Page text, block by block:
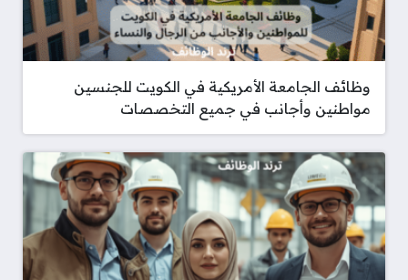
وظائف الجامعة الأمريكية في الكويت للجنسين
مواطنين وأجانب في جميع التخصصات